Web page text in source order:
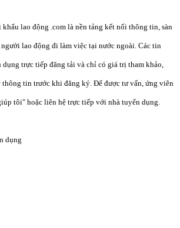
lao động .com là nền tảng kết nối thông tin, sàn
lao động đi làm việc tại nước ngoài. Các tin
trực tiếp đăng tải và chỉ có giá trị tham khảo,
tin trước khi đăng ký. Để được tư vấn, ứng viên
tôi" hoặc liên hệ trực tiếp với nhà tuyển dụng.
dụng